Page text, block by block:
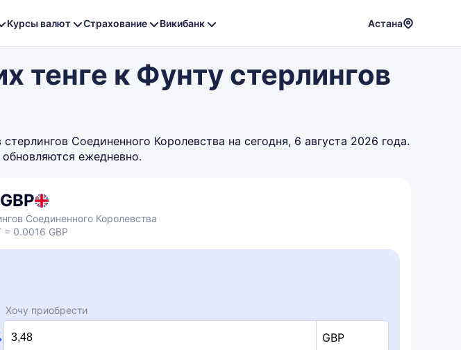
Курсы валют Страхование Викибанк Астана
тенге к Фунту стерлингов
Соединенного Королевства на сегодня, 6 августа 2026 года.
ежедневно.
GBP
Соединенного Королевства
0.0016 GBP
Хочу приобрести
GBP